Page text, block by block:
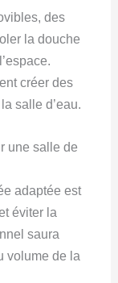
des
la douche
créer des
salle d’eau.
une salle de
adaptée est
éviter la
saura
volume de la